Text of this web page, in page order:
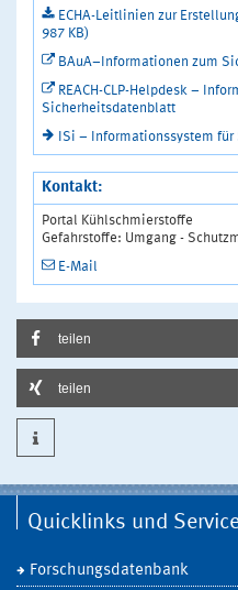
ECHA-Leitlinien zur
987 KB)
BAuA–Informationen zum
REACH-CLP-Helpdesk –
Sicherheitsdatenblatt
ISi – Informationssystem
Kontakt:
Portal Kühlschmierstoffe
Gefahrstoffe: Umgang -
E-Mail
teilen
teilen
Quicklinks und
Forschungsdatenbank